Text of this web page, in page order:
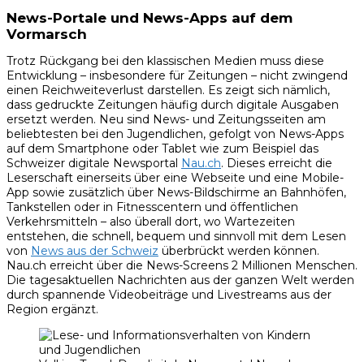
News-Portale und News-Apps auf dem
Vormarsch
Trotz Rückgang bei den klassischen Medien muss diese
Entwicklung – insbesondere für Zeitungen – nicht zwingend
einen Reichweiteverlust darstellen. Es zeigt sich nämlich,
dass gedruckte Zeitungen häufig durch digitale Ausgaben
ersetzt werden. Neu sind News- und Zeitungsseiten am
beliebtesten bei den Jugendlichen, gefolgt von News-Apps
auf dem Smartphone oder Tablet wie zum Beispiel das
Schweizer digitale Newsportal
Nau.ch. Dieses erreicht die
Leserschaft einerseits über eine Webseite und eine Mobile-
App sowie zusätzlich über News-Bildschirme an Bahnhöfen,
Tankstellen oder in Fitnesscentern und öffentlichen
Verkehrsmitteln – also überall dort, wo Wartezeiten
entstehen, die schnell, bequem und sinnvoll mit dem Lesen
von News aus der Schweiz überbrückt werden können.
Nau.ch erreicht über die News-Screens 2 Millionen Menschen.
Die tagesaktuellen Nachrichten aus der ganzen Welt werden
durch spannende Videobeiträge und Livestreams aus der
Region ergänzt.